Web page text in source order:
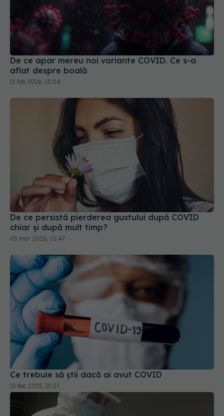
De ce apar mereu noi variante COVID. Ce s-a
aflat despre boală
11 feb 2026, 15:04
De ce persistă pierderea gustului după COVID
chiar și după mult timp?
05 mar 2026, 10:47
Ce trebuie să știi dacă ai avut COVID
13 dec 2025, 15:27